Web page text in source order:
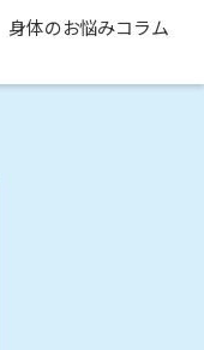
身体のお悩みコラム